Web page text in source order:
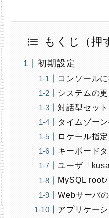
もくじ（押
初期設定
コンソール
システムの
対話型セッ
タイムゾー
ロケール指定
キーボード
ユーザ「
MySQL root
Webサーバ
アプリケー